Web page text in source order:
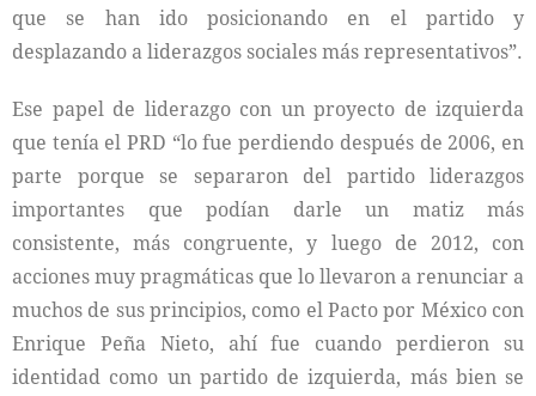
que se han ido posicionando en el partido y
desplazando a liderazgos sociales más representativos”.
Ese papel de liderazgo con un proyecto de izquierda
que tenía el PRD “lo fue perdiendo después de 2006, en
parte porque se separaron del partido liderazgos
importantes que podían darle un matiz más
consistente, más congruente, y luego de 2012, con
acciones muy pragmáticas que lo llevaron a renunciar a
muchos de sus principios, como el Pacto por México con
Enrique Peña Nieto, ahí fue cuando perdieron su
identidad como un partido de izquierda, más bien se